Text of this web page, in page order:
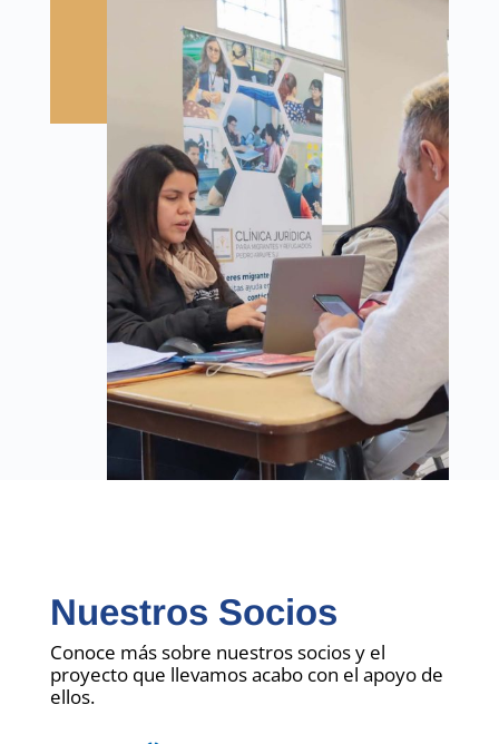
Nuestros Socios
Conoce más sobre nuestros socios y el
proyecto que llevamos acabo con el apoyo de
ellos.